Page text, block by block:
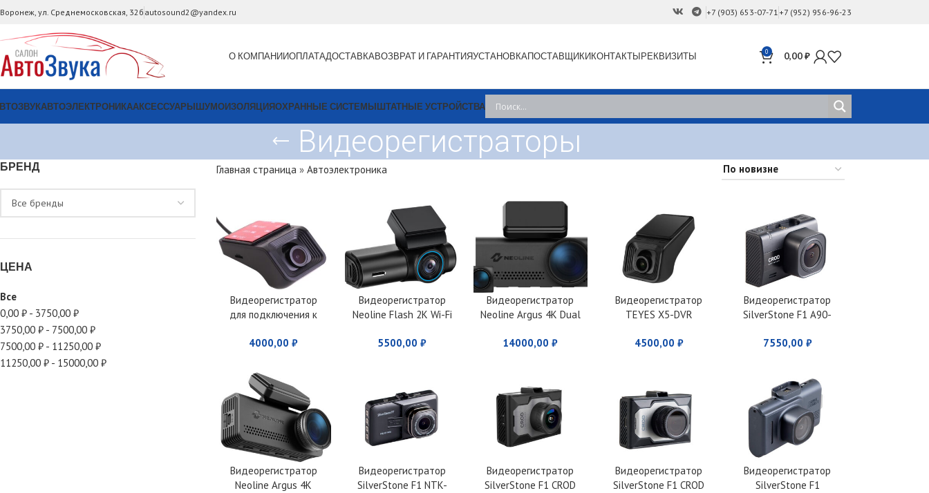
Воронеж, ул. Среднемосковская, 32б autosound2@yandex.ru +7 (903) 653-07-71 +7 (952) 956-96-23
О КОМПАНИИОПЛАТАДОСТАВКАВОЗВРАТ И ГАРАНТИЯУСТАНОВКАПОСТАВЩИКИКОНТАКТЫРЕКВИЗИТЫ 0 0,00₽
АВТОЭЛЕКТРОНИКААКСЕССУАРЫШУМОИЗОЛЯЦИЯОХРАННЫЕ СИСТЕМЫШТАТНЫЕ УСТРОЙСТВА
Видеорегистраторы
БРЕНД
ЦЕНА
Все
0,00 ₽ - 3750,00 ₽
3750,00 ₽ - 7500,00 ₽
7500,00 ₽ - 11250,00 ₽
11250,00 ₽ - 15000,00 ₽
Главная страница» Автоэлектроника
Видеорегистратор
для подключения к
Wide Media DVR-KS1
4000,00₽
Видеорегистратор
Neoline Flash 2K Wi-Fi
5500,00₽
Видеорегистратор
Neoline Argus 4K Dual
14000,00₽
Видеорегистратор
TEYES X5-DVR
4500,00 ₽
Видеорегистратор
SilverStone F1 А90-
7550,00 ₽
Видеорегистратор
Neoline Argus 4K
Видеорегистратор
SilverStone F1 NTK-
Видеорегистратор
SilverStone F1 CROD
Видеорегистратор
SilverStone F1 CROD
Видеорегистратор
SilverStone F1